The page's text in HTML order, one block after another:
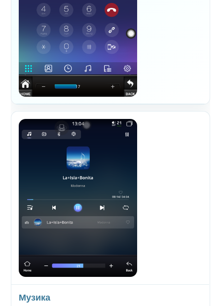
Музика